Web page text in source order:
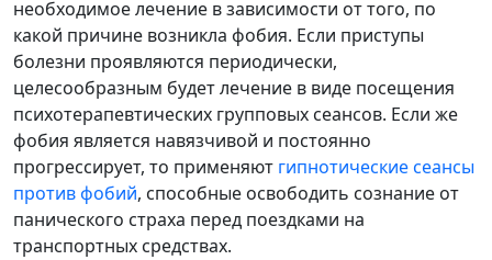
необходимое лечение в зависимости от того, по
какой причине возникла фобия. Если приступы
болезни проявляются периодически,
целесообразным будет лечение в виде посещения
психотерапевтических групповых сеансов. Если же
фобия является навязчивой и постоянно
прогрессирует, то применяют гипнотические сеансы
против фобий, способные освободить сознание от
панического страха перед поездками на
транспортных средствах.